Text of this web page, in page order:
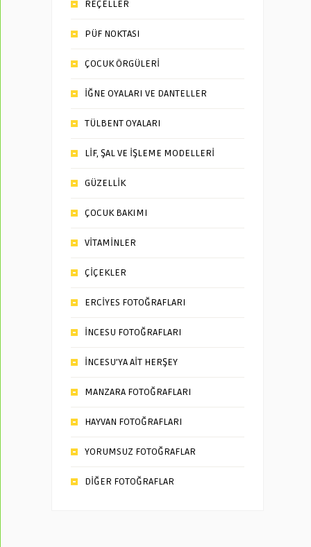
REÇELLER
PÜF NOKTASI
ÇOCUK ÖRGÜLERİ
İĞNE OYALARI VE DANTELLER
TÜLBENT OYALARI
LİF, ŞAL VE İŞLEME MODELLERİ
GÜZELLİK
ÇOCUK BAKIMI
VİTAMİNLER
ÇİÇEKLER
ERCİYES FOTOĞRAFLARI
İNCESU FOTOĞRAFLARI
İNCESU’YA AİT HERŞEY
MANZARA FOTOĞRAFLARI
HAYVAN FOTOĞRAFLARI
YORUMSUZ FOTOĞRAFLAR
DİĞER FOTOĞRAFLAR